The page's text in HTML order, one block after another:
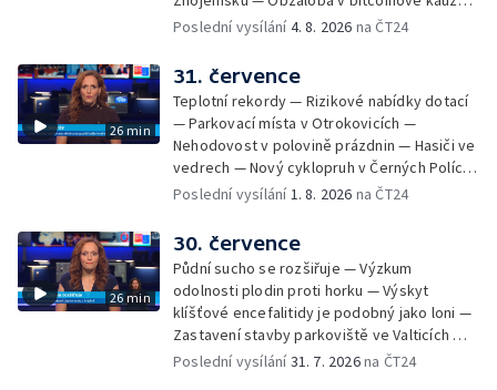
— Přestavba silnice přes Bzenec na
Zašové — Letní opravy divadel — Český hlas
ve vesmíru
Poslední vysílání4. 8. 2026 na ČT24
26 min
31. července
Teplotní rekordy — Rizikové nabídky dotací
— Parkovací místa v Otrokovicích —
Nehodovost v polovině prázdnin — Hasiči ve
vedrech — Nový cyklopruh v Černých Polích
— Květinová výstava ve Věžkách
Poslední vysílání1. 8. 2026 na ČT24
26 min
30. července
Půdní sucho se rozšiřuje — Výzkum
odolnosti plodin proti horku — Výskyt
klíšťové encefalitidy je podobný jako loni —
Zastavení stavby parkoviště ve Valticích —
Spor o lokalitu lesa v Rožnově pod
Poslední vysílání31. 7. 2026na ČT24